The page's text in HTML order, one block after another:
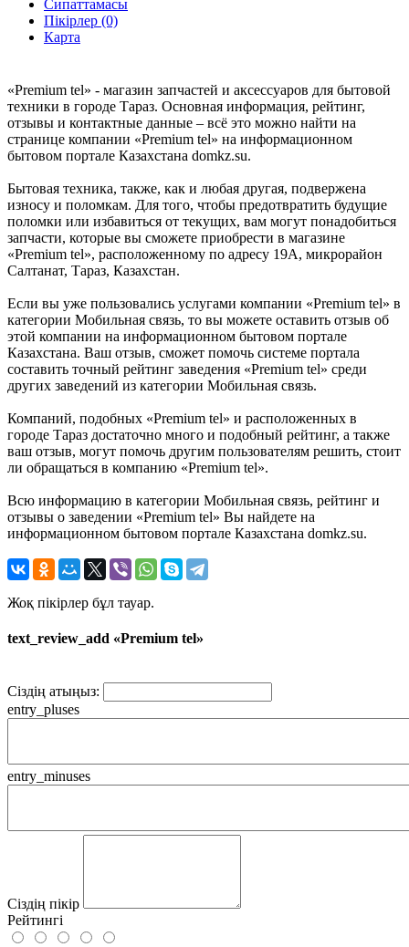
Сипаттамасы
Пікірлер (0)
Карта
«Premium tel» - магазин запчастей и аксессуаров для бытовой
техники в городе Тараз. Основная информация, рейтинг,
отзывы и контактные данные – всё это можно найти на
странице компании «Premium tel» на информационном
бытовом портале Казахстана domkz.su.
Бытовая техника, также, как и любая другая, подвержена
износу и поломкам. Для того, чтобы предотвратить будущие
поломки или избавиться от текущих, вам могут понадобиться
запчасти, которые вы сможете приобрести в магазине
«Premium tel», расположенному по адресу 19А, микрорайон
Салтанат, Тараз, Казахстан.
Если вы уже пользовались услугами компании «Premium tel» в
категории Мобильная связь, то вы можете оставить отзыв об
этой компании на информационном бытовом портале
Казахстана. Ваш отзыв, сможет помочь системе портала
составить точный рейтинг заведения «Premium tel» среди
других заведений из категории Мобильная связь.
Компаний, подобных «Premium tel» и расположенных в
городе Тараз достаточно много и подобный рейтинг, а также
ваш отзыв, могут помочь другим пользователям решить, стоит
ли обращаться в компанию «Premium tel».
Всю информацию в категории Мобильная связь, рейтинг и
отзывы о заведении «Premium tel» Вы найдете на
информационном бытовом портале Казахстана domkz.su.
Жоқ пікірлер бұл тауар.
text_review_add «Premium tel»
Сіздің атыңыз:
entry_pluses
entry_minuses
Сіздің пікір
Рейтингі